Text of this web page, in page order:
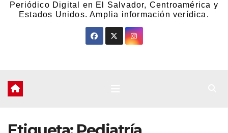
Periódico Digital en El Salvador, Centroamérica y
Estados Unidos. Amplia información verídica.